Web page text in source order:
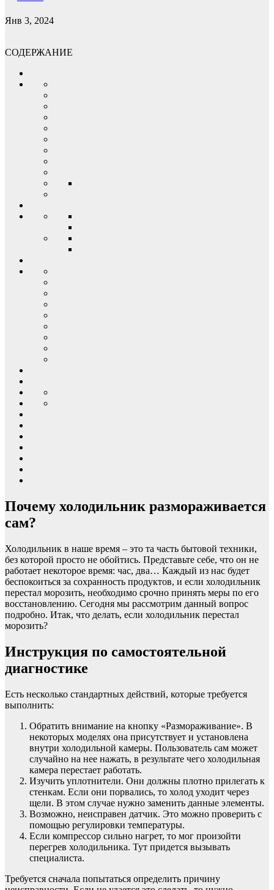
Янв 3, 2024
СОДЕРЖАНИЕ
Почему холодильник размораживается
сам?
Холодильник в наше время – это та часть бытовой техники,
без которой просто не обойтись. Представьте себе, что он не
работает некоторое время: час, два… Каждый из нас будет
беспокоиться за сохранность продуктов, и если холодильник
перестал морозить, необходимо срочно принять меры по его
восстановлению. Сегодня мы рассмотрим данный вопрос
подробно. Итак, что делать, если холодильник перестал
морозить?
Инструкция по самостоятельной
диагностике
Есть несколько стандартных действий, которые требуется
выполнить:
Обратить внимание на кнопку «Размораживание». В
некоторых моделях она присутствует и установлена
внутри холодильной камеры. Пользователь сам может
случайно на нее нажать, в результате чего холодильная
камера перестает работать.
Изучить уплотнители. Они должны плотно прилегать к
стенкам. Если они порвались, то холод уходит через
щели. В этом случае нужно заменить данные элементы.
Возможно, неисправен датчик. Это можно проверить с
помощью регулировки температуры.
Если компрессор сильно нагрет, то мог произойти
перегрев холодильника. Тут придется вызывать
специалиста.
Требуется сначала попытаться определить причину